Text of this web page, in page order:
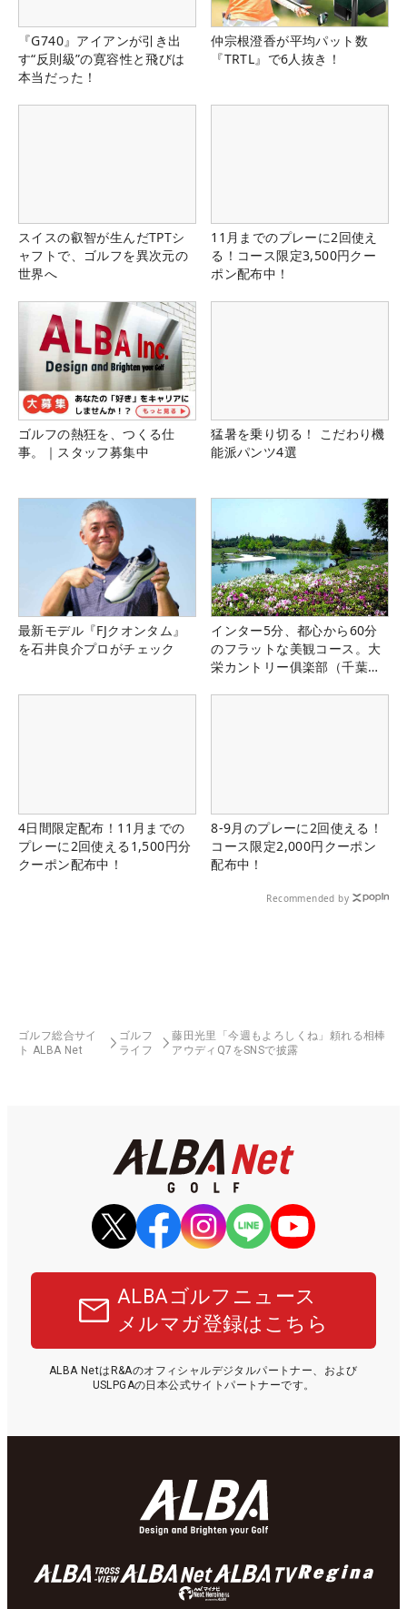
『G740』アイアンが引き出
す“反則級”の寛容性と飛びは
本当だった！
仲宗根澄香が平均パット数
『TRTL』で6人抜き！
スイスの叡智が生んだTPTシ
ャフトで、ゴルフを異次元の
世界へ
11月までのプレーに2回使え
る！コース限定3,500円クー
ポン配布中！
ゴルフの熱狂を、つくる仕
事。｜スタッフ募集中
猛暑を乗り切る！ こだわり機
能派パンツ4選
最新モデル『FJクオンタム』
を石井良介プロがチェック
インター5分、都心から60分
のフラットな美観コース。大
栄カントリー俱楽部（千葉
4日間限定配布！11月までの
プレーに2回使える1,500円分
クーポン配布中！
8-9月のプレーに2回使える！
コース限定2,000円クーポン
配布中！
Recommended by
ゴルフ総合サイ
ト ALBA Net
ゴルフ
ライフ
藤田光里「今週もよろしくね」頼れる相棒
アウディQ7をSNSで披露
ALBAゴルフニュース
メルマガ登録はこちら
ALBA NetはR&Aのオフィシャルデジタルパートナー、および
USLPGAの日本公式サイトパートナーです。